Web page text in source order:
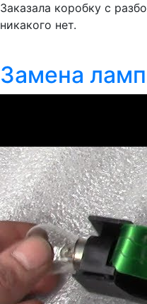
Заказала коробку с
никакого нет.
Замена